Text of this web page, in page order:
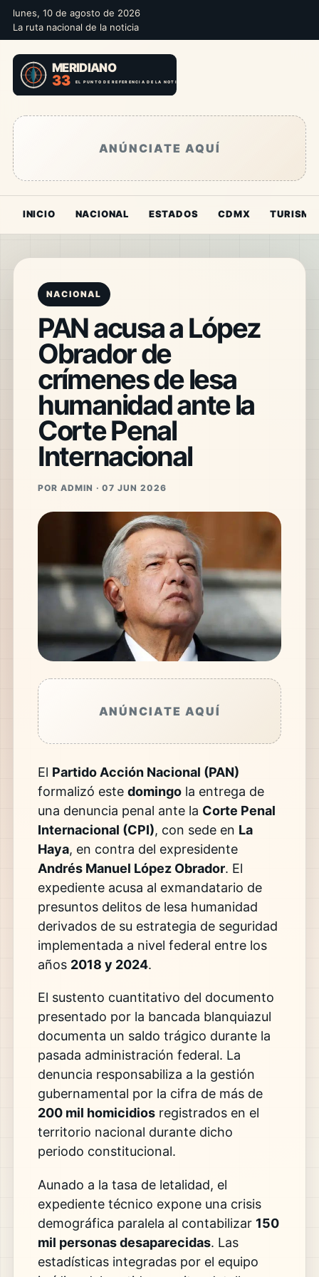
lunes, 10 de agosto de 2026
La ruta nacional de la noticia
ANÚNCIATE AQUÍ
INICIO NACIONAL ESTADOS CDMX TURISMO
NACIONAL
PAN acusa a López
Obrador de
crímenes de lesa
humanidad ante la
Corte Penal
Internacional
POR ADMIN · 07 JUN 2026
ANÚNCIATE AQUÍ
El Partido Acción Nacional (PAN)
formalizó este domingola entrega de
una denuncia penal ante la Corte Penal
Internacional (CPI), con sede en La
Haya, en contra del expresidente
Andrés Manuel López Obrador. El
expediente acusa al exmandatario de
presuntos delitos de lesa humanidad
derivados de su estrategia de seguridad
implementada a nivel federal entre los
años 2018 y 2024.
El sustento cuantitativo del documento
presentado por la bancada blanquiazul
documenta un saldo trágico durante la
pasada administración federal. La
denuncia responsabiliza a la gestión
gubernamental por la cifra de más de
200 mil homicidiosregistrados en el
territorio nacional durante dicho
periodo constitucional.
Aunado a la tasa de letalidad, el
expediente técnico expone una crisis
demográfica paralela al contabilizar 150
mil personas desaparecidas. Las
estadísticas integradas por el equipo